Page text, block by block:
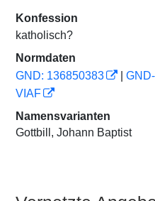
Konfession
katholisch?
Normdaten
GND: 136850383
VIAF
Namensvarianten
Gottbill, Johann Baptist